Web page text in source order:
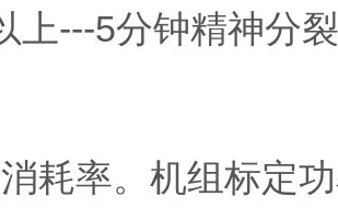
上---5分钟精神分裂
耗率。机组标定